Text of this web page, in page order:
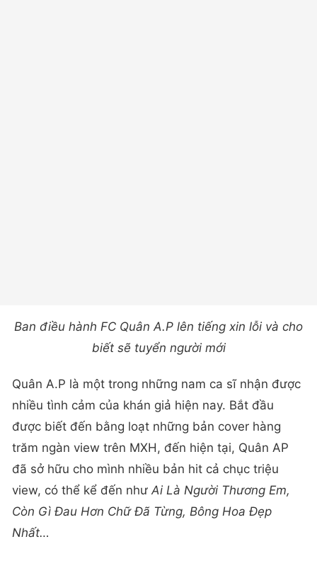
Ban điều hành FC Quân A.P lên tiếng xin lỗi và cho
biết sẽ tuyển người mới
Quân A.P là một trong những nam ca sĩ nhận được
nhiều tình cảm của khán giả hiện nay. Bắt đầu
được biết đến bằng loạt những bản cover hàng
trăm ngàn view trên MXH, đến hiện tại, Quân AP
đã sở hữu cho mình nhiều bản hit cả chục triệu
view, có thể kể đến như Ai Là Người Thương Em,
Còn Gì Đau Hơn Chữ Đã Từng, Bông Hoa Đẹp
Nhất…